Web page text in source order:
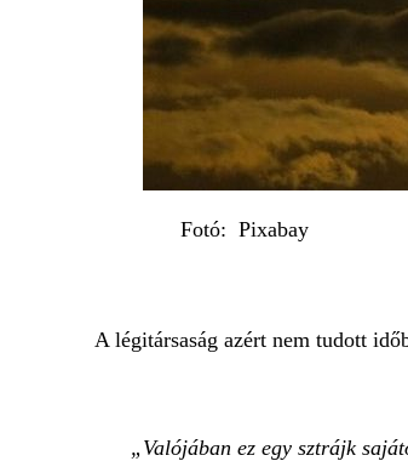
Fotó: Pixabay
A légitársaság azért nem tudott
Valójában ez egy sztrájk